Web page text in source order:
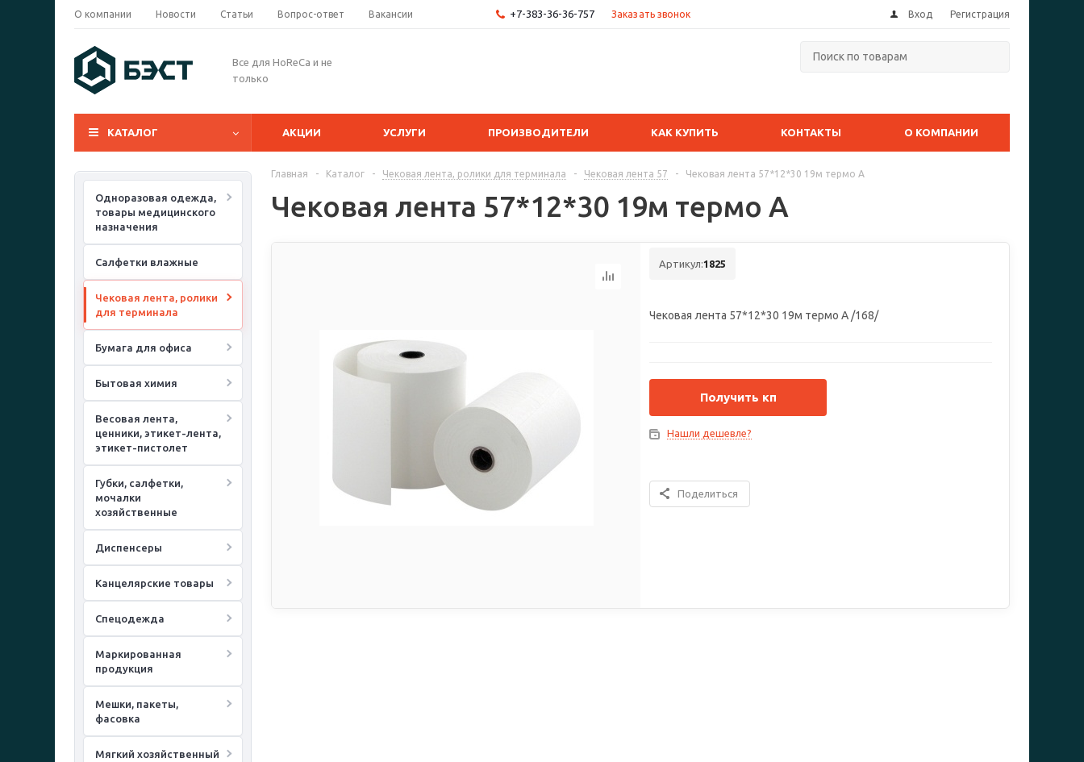
О компании Новости Статьи Вопрос-ответ Вакансии +7-383-36-36-757 Заказать звонок Вход Регистрация
Все для HoReCa и не
только
КАТАЛОГ АКЦИИ УСЛУГИ ПРОИЗВОДИТЕЛИ КАК КУПИТЬ КОНТАКТЫ О КОМПАНИИ
Одноразовая одежда,
товары медицинского
назначения
Салфетки влажные
Чековая лента, ролики
для терминала
Бумага для офиса
Бытовая химия
Весовая лента,
ценники, этикет-лента,
этикет-пистолет
Губки, салфетки,
мочалки
хозяйственные
Диспенсеры
Канцелярские товары
Спецодежда
Маркированная
продукция
Мешки, пакеты,
фасовка
Мягкий хозяйственный
Главная - Каталог - Чековая лента, ролики для терминала - Чековая лента 57 - Чековая лента 57*12*30 19м термо А
Чековая лента 57*12*30 19м термо А
Артикул:1825
Чековая лента 57*12*30 19м термо А /168/
Получить кп
Нашли дешевле?
Поделиться